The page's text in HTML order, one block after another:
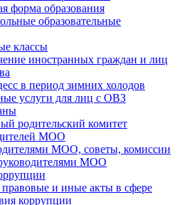
форма образования
образовательные
классы
иностранных граждан и лиц
в период зимних холодов
услуги для лиц с ОВЗ
родительский комитет
МОО
МОО, советы, комиссии
МОО
и иные акты в сфере
коррупции